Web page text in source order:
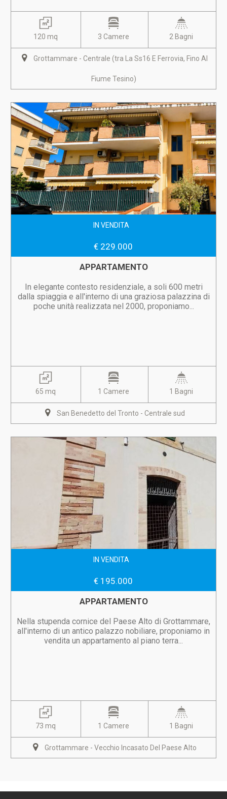
120 mq 3 Camere 2 Bagni
Grottammare - Centrale (tra La Ss16 E Ferrovia, Fino Al
Fiume Tesino)
IN VENDITA
€ 229.000
APPARTAMENTO
In elegante contesto residenziale, a soli 600 metri
dalla spiaggia e all'interno di una graziosa palazzina di
poche unità realizzata nel 2000, proponiamo...
65 mq 1 Camere 1 Bagni
San Benedetto del Tronto - Centrale sud
IN VENDITA
€ 195.000
APPARTAMENTO
Nella stupenda cornice del Paese Alto di Grottammare,
all'interno di un antico palazzo nobiliare, proponiamo in
vendita un appartamento al piano terra...
73 mq 1 Camere 1 Bagni
Grottammare - Vecchio Incasato Del Paese Alto